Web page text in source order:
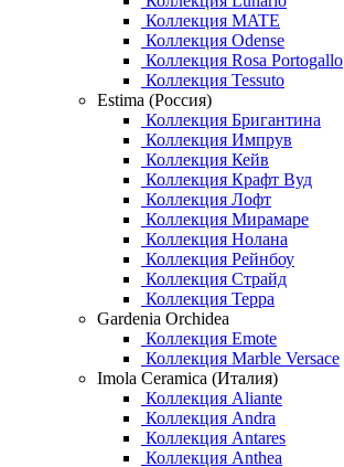
Коллекция MATE
Коллекция Odense
Коллекция Rosa Portogallo
Коллекция Tessuto
Estima (Россия)
Коллекция Бригантина
Коллекция Импрув
Коллекция Кейв
Коллекция Крафт Вуд
Коллекция Лофт
Коллекция Мирамаре
Коллекция Нолана
Коллекция Рейнбоу
Коллекция Страйд
Коллекция Терра
Gardenia Orchidea
Коллекция Emote
Коллекция Marble Versace
Imola Ceramica (Италия)
Коллекция Aliante
Коллекция Andra
Коллекция Antares
Коллекция Anthea